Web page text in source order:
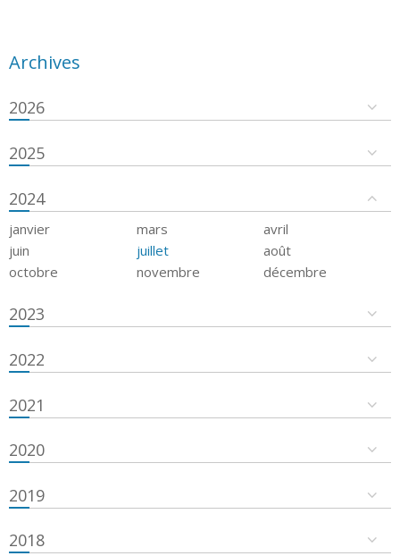
Archives
2026
2025
2024
janvier mars
avril
juin
juillet
août
octobre
novembre décembre
2023
2022
2021
2020
2019
2018